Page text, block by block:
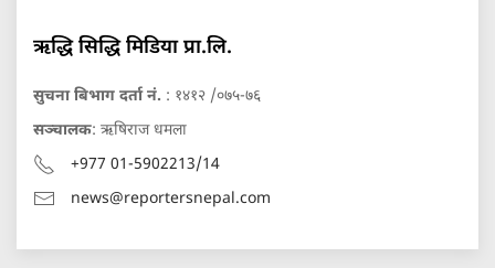
ऋद्धि सिद्धि मिडिया प्रा.लि.
सुचना बिभाग दर्ता नं. : १४१२ /०७५-७६
सञ्चालक: ऋषिराज धमला
+977 01-5902213/14
news@reportersnepal.com